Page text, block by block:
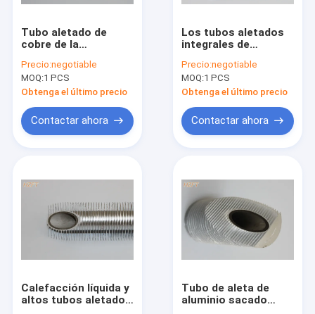
Tubo aletado de
cobre de la
vibración para las
calderas industriales
0,3 ~ grueso de la
aleta de 0.5m m
Precio:negotiable
MOQ:1 PCS
Obtenga el último precio
Contactar ahora
Los tubos aletados
integrales de
calor ruedan la
formación para el
refrigerador de
aceite, diámetro
interno de 14M M
Precio:negotiable
MOQ:1 PCS
Obtenga el último precio
Contactar ahora
Calefacción líquida y
altos tubos aletados
Tubo de aleta de
aluminio sacado